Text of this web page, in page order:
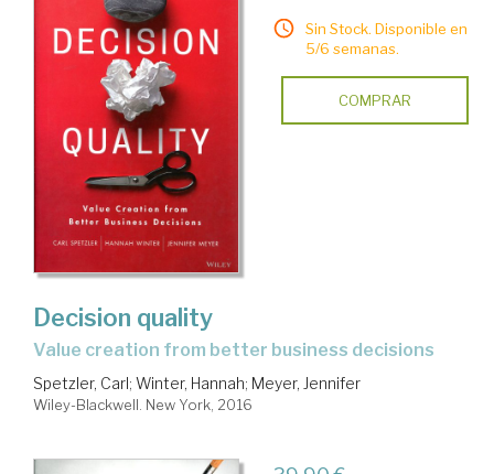
Sin Stock. Disponible en
5/6 semanas.
COMPRAR
Decision quality
value creation from better business decisions
Spetzler, Carl; Winter, Hannah; Meyer, Jennifer
Wiley-Blackwell. New York, 2016